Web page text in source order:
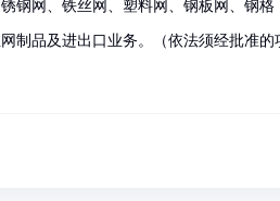
钢网、铁丝网、塑料网、钢板网、钢格
制品及进出口业务。（依法须经批准的